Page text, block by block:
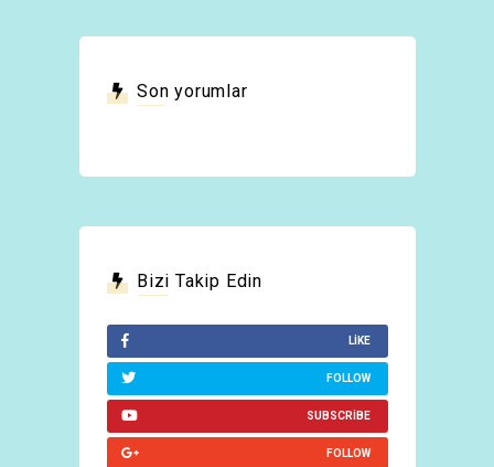
Son yorumlar
Bizi Takip Edin
LIKE
FOLLOW
SUBSCRIBE
FOLLOW